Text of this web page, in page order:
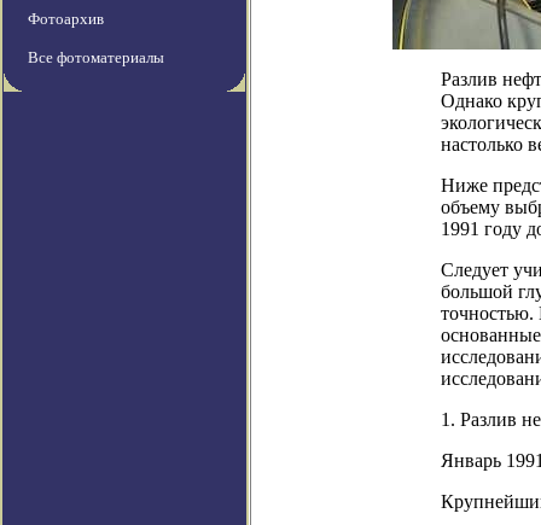
Фотоархив
Все фотоматериалы
Разлив
Однако
настолько
Ниже
объему
1991 году
Следует
большой
точностью.
1. Разлив
Январь